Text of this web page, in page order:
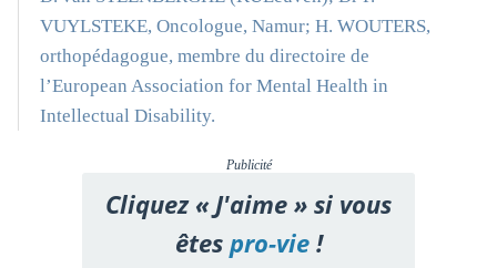
VUYLSTEKE, Oncologue, Namur; H. WOUTERS,
orthopédagogue, membre du directoire de
l’European Association for Mental Health in
Intellectual Disability.
Publicité
Cliquez « J'aime » si vous
êtespro-vie!